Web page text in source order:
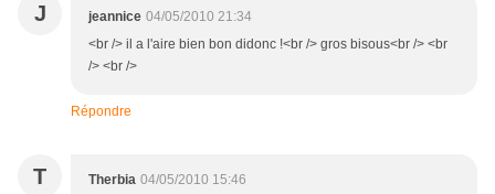
J jeannice 04/05/2010 21:34
<br /> il a l'aire bien bon didonc !<br /> gros bisous<br /> <br
/> <br />
Répondre
T Therbia 04/05/2010 15:46